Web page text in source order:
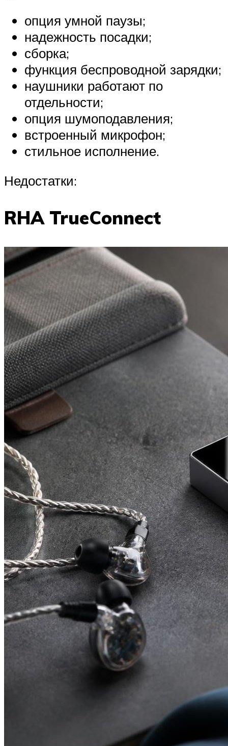
опция умной паузы;
надежность посадки;
сборка;
функция беспроводной зарядки;
наушники работают по
отдельности;
опция шумоподавления;
встроенный микрофон;
стильное исполнение.
Недостатки:
RHA TrueConnect